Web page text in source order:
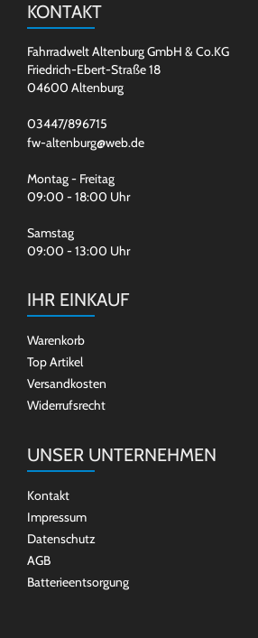
KONTAKT
Fahrradwelt Altenburg GmbH & Co.KG
Friedrich-Ebert-Straße 18
04600 Altenburg
03447/896715
fw-altenburg@web.de
Montag - Freitag
09:00 - 18:00 Uhr
Samstag
09:00 - 13:00 Uhr
IHR EINKAUF
Warenkorb
Top Artikel
Versandkosten
Widerrufsrecht
UNSER UNTERNEHMEN
Kontakt
Impressum
Datenschutz
AGB
Batterieentsorgung